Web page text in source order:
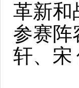
革新和
参赛阵
轩、宋